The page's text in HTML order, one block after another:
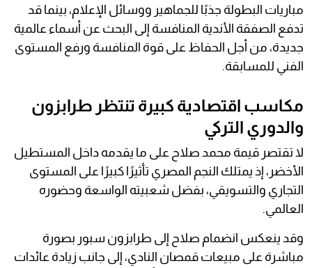
مباريات البطولة جذبًا للجماهير ووسائل الإعلام، بينما قد
تدفع الصفقة الأندية المنافسة إلى البحث عن أسماء عالمية
جديدة، من أجل الحفاظ على قوة المنافسة ورفع المستوى
الفني للمسابقة.
مكاسب اقتصادية كبيرة تنتظر طرابزون
والدوري التركي
لا تقتصر قيمة محمد صلاح على ما يقدمه داخل المستطيل
الأخضر، إذ يمتلك النجم المصري تأثيرًا كبيرًا على المستوى
التجاري والتسويقي، بفضل شعبيته الواسعة وحضوره
العالمي.
وقد ينعكس انضمام صلاح إلى طرابزون سبور بصورة
مباشرة على مبيعات قمصان النادي، إلى جانب زيادة عائدات